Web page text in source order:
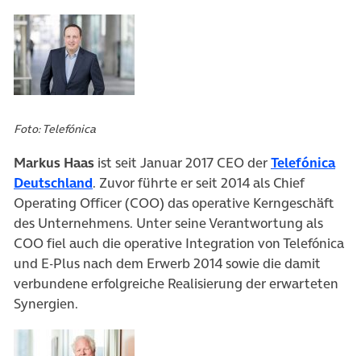
Foto: Telefónica
Markus Haas ist seit Januar 2017 CEO derTelefónica
Deutschland(öffnet in neuem Tab)
. Zuvor führte er seit 2014 als Chief
Operating Officer (COO) das operative Kerngeschäft
des Unternehmens. Unter seine Verantwortung als
COO fiel auch die operative Integration von Telefónica
und E-Plus nach dem Erwerb 2014 sowie die damit
verbundene erfolgreiche Realisierung der erwarteten
Synergien.